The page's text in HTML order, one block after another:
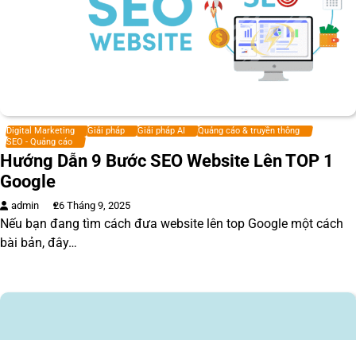
Digital Marketing Giải pháp Giải pháp AI
Quảng cáo & truyền thông
SEO - Quảng cáo
Hướng Dẫn 9 Bước SEO Website Lên TOP 1
Google
admin 26 Tháng 9, 2025
Nếu bạn đang tìm cách đưa website lên top Google một cách
bài bản, đây…